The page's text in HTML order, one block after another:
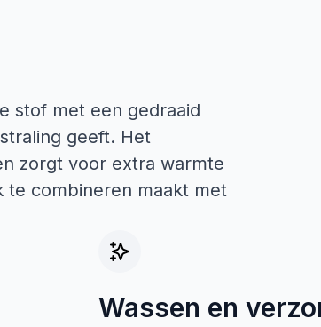
stof met een gedraaid
geeft. Het
zorgt voor extra warmte
te combineren maakt met
Wassen en